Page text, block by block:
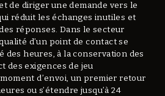
de diriger une demande vers le
réduit les échanges inutiles et
réponses. Dans le secteur
d’un point de contact se
des heures, à la conservation des
des exigences de jeu
d’envoi, un premier retour
ou s’étendre jusqu’à 24